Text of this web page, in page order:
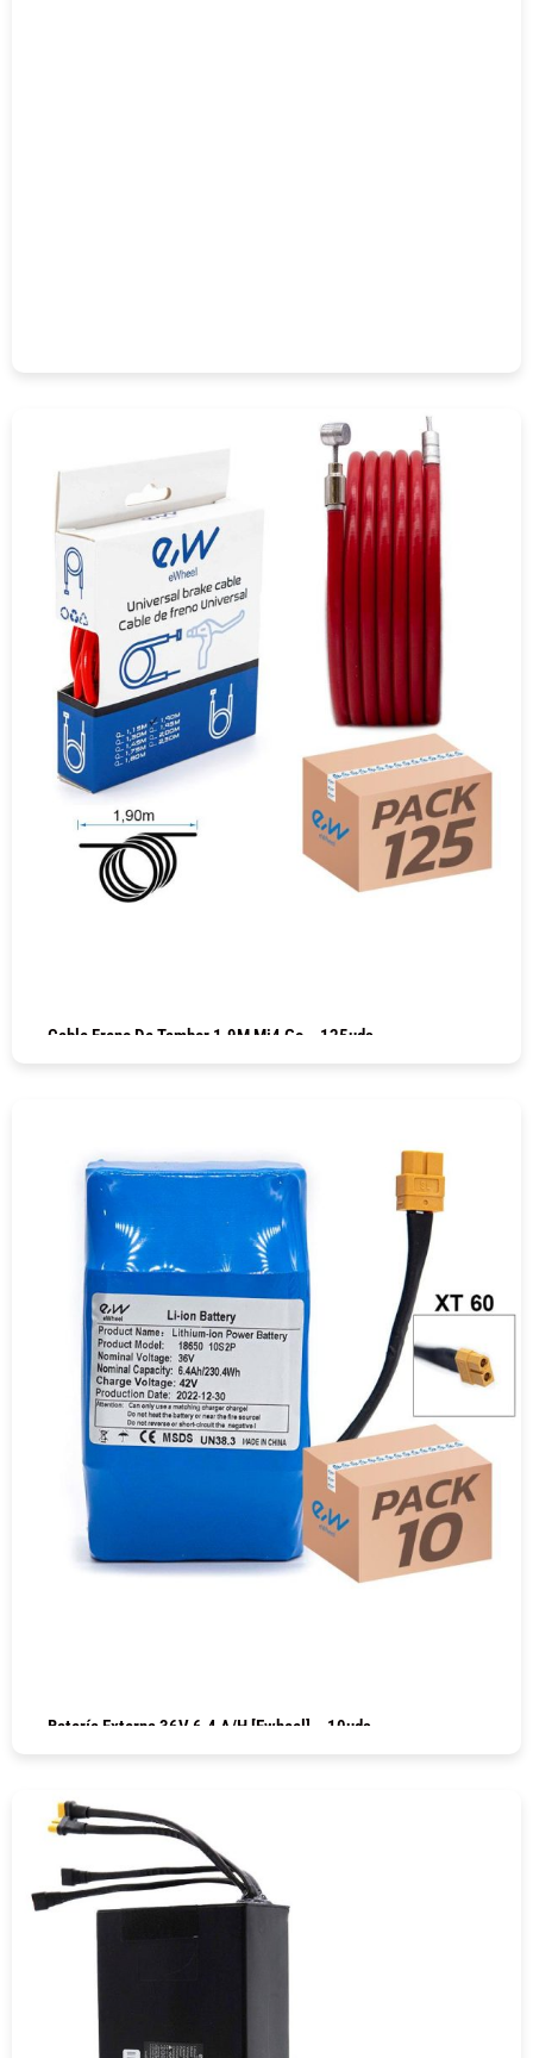
Cable Freno De Tambor 1.9M Mi4 Go – 125uds
Batería Externa 36V 6.4 A/h [Ewheel] – 10uds